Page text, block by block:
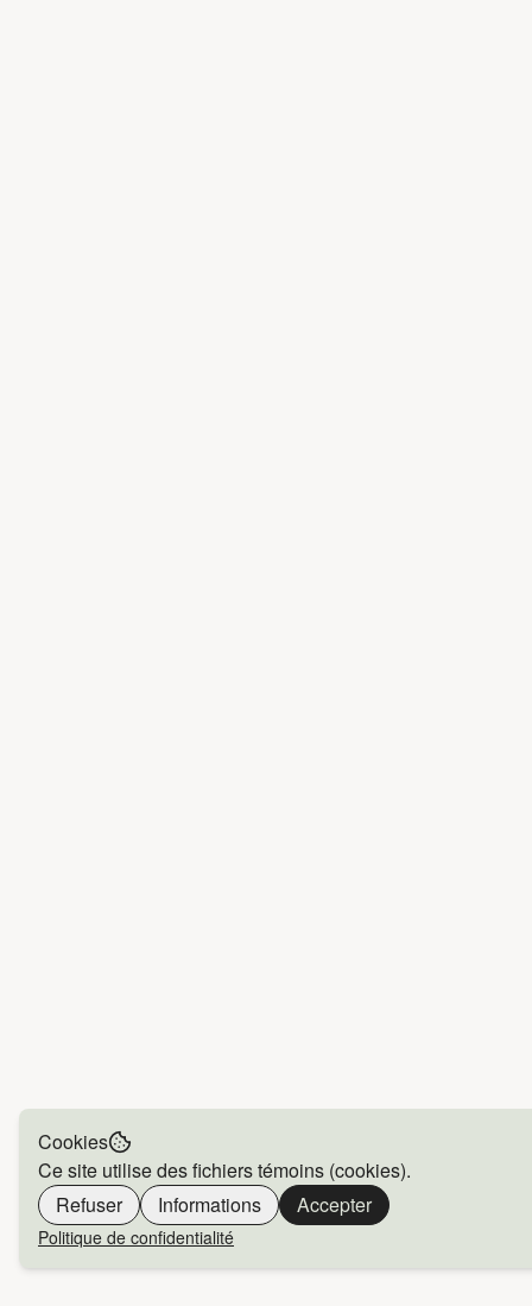
Cookies
Ce site utilise des fichiers témoins (cookies).
Refuser
Informations Accepter
Politique de confidentialité